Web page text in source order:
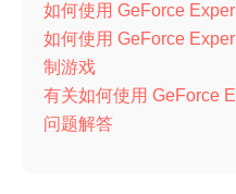
如何使用 GeForce
如何使用 GeForce
制游戏
有关如何使用 GeForce
问题解答